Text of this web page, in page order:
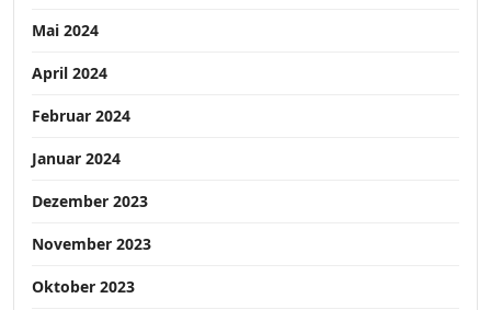
Mai 2024
April 2024
Februar 2024
Januar 2024
Dezember 2023
November 2023
Oktober 2023